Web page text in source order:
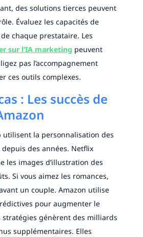
des solutions tierces peuvent
Évaluez les capacités de
chaque prestataire. Les
sur l’IA marketing peuvent
pas l’accompagnement
ces outils complexes.
: Les succès de
utilisent la personnalisation des
depuis des années. Netflix
les images d’illustration des
Si vous aimez les romances,
un couple. Amazon utilise
pour augmenter le
stratégies génèrent des milliards
supplémentaires. Elles